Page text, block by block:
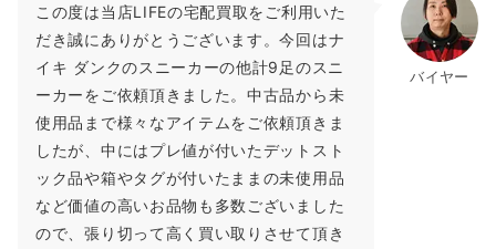
バイヤー
この度は当店LIFEの宅配買取をご利用いた
だき誠にありがとうございます。今回はナ
イキ ダンクのスニーカーの他計9足のスニ
ーカーをご依頼頂きました。中古品から未
使用品まで様々なアイテムをご依頼頂きま
したが、中にはプレ値が付いたデットスト
ック品や箱やタグが付いたままの未使用品
など価値の高いお品物も多数ございました
ので、張り切って高く買い取りさせて頂き